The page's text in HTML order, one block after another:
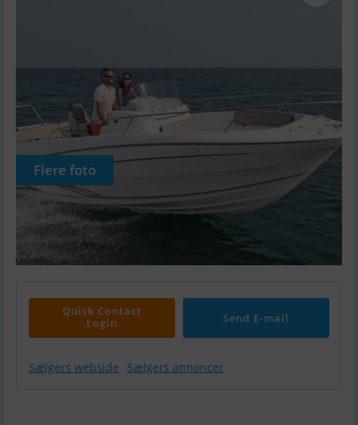
Flere foto
Quick Contact
Login
Send E-mail
Sælgers webside Sælgers annoncer